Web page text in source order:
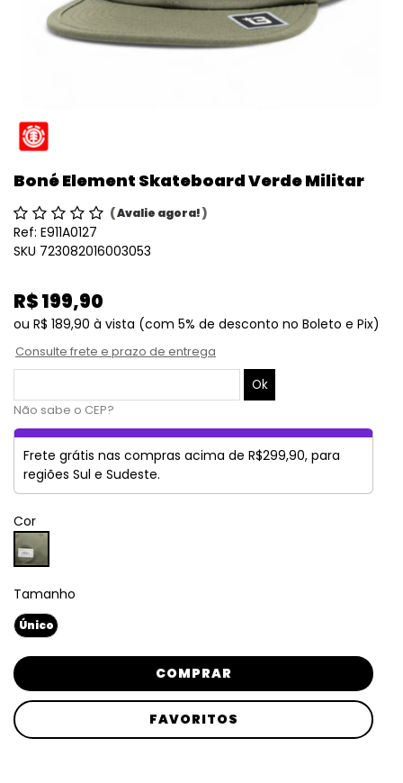
Boné Element Skateboard Verde Militar
(Avalie agora!)
Ref: E911A0127
SKU 723082016003053
R$ 199,90
ou R$ 189,90 à vista (com 5% de desconto no Boleto e Pix)
Consulte frete e prazo de entrega
Não sabe o CEP?
Frete grátis nas compras acima de R$299,90, para
regiões Sul e Sudeste.
Cor
Tamanho
Único
COMPRAR
FAVORITOS